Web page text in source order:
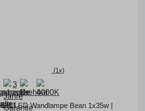
(1x)
LED Wandlampe Bean 1x35w |